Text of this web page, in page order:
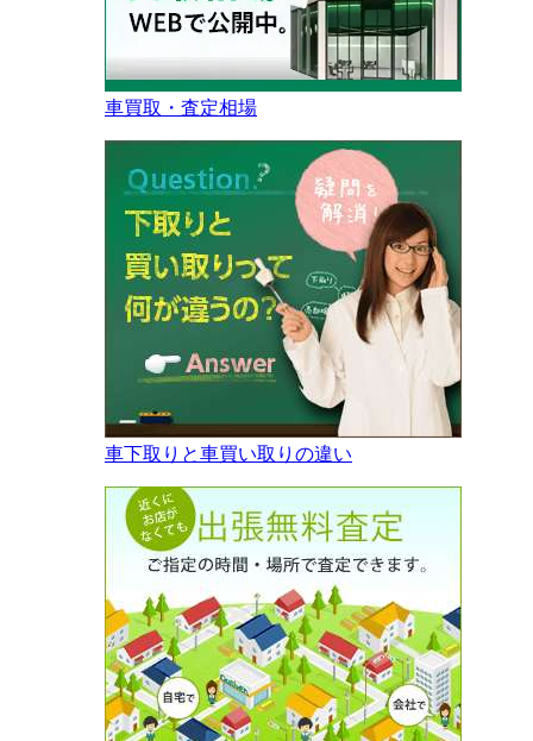
車買取・査定相場
車下取りと車買い取りの違い